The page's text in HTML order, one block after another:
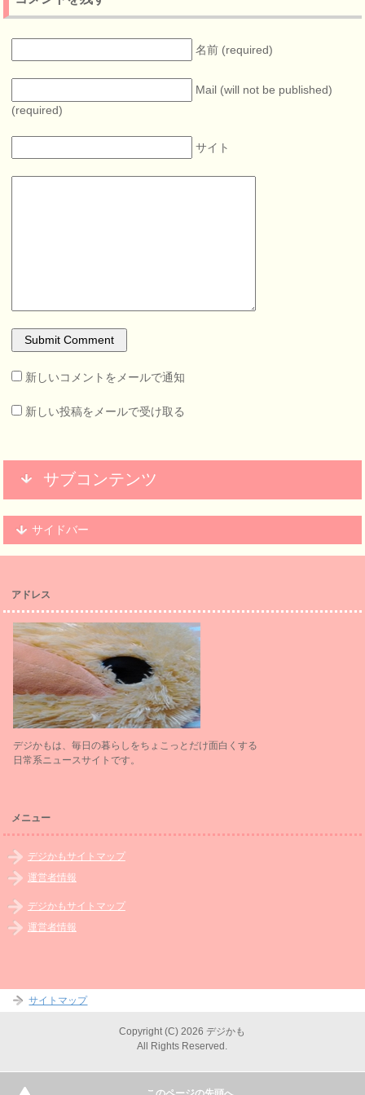
名前 (required)
Mail (will not be published)
(required)
サイト
新しいコメントをメールで通知
新しい投稿をメールで受け取る
サブコンテンツ
サイドバー
アドレス
デジかもは、毎日の暮らしをちょこっとだけ面白くする
日常系ニュースサイトです。
メニュー
デジかもサイトマップ
運営者情報
デジかもサイトマップ
運営者情報
サイトマップ
Copyright (C) 2026 デジかも
All Rights Reserved.